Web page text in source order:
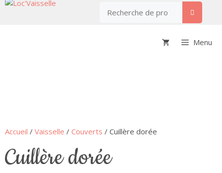
Menu
Accueil / Vaisselle / Couverts / Cuillère dorée
cuillère dorée